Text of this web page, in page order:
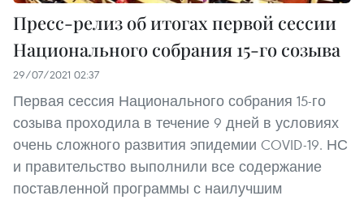
Пресс-релиз об итогах первой сессии
Национального собрания 15-го созыва
29/07/2021 02:37
Первая сессия Национального собрания 15-го
созыва проходила в течение 9 дней в условиях
очень сложного развития эпидемии COVID-19. НС
и правительство выполнили все содержание
поставленной программы с наилучшим